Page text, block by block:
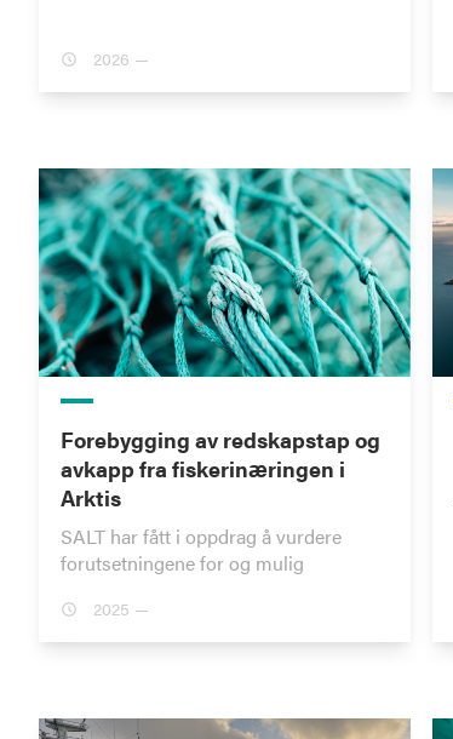
2026 —
Forebygging av redskapstap og
avkapp fra fiskerinæringen i
Arktis
SALT har fått i oppdrag å vurdere
forutsetningene for og mulig
2025 —